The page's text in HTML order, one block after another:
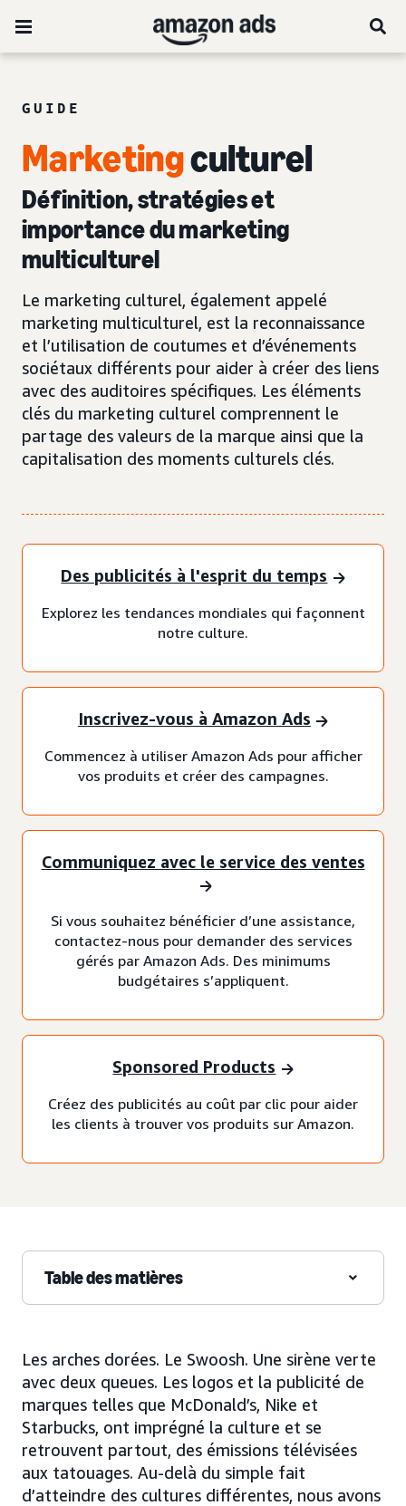
GUIDE
Marketingculturel
Définition, stratégies et
importance du marketing
multiculturel
Le marketing culturel, également appelé
marketing multiculturel, est la reconnaissance
et l’utilisation de coutumes et d’événements
sociétaux différents pour aider à créer des liens
avec des auditoires spécifiques. Les éléments
clés du marketing culturel comprennent le
partage des valeurs de la marque ainsi que la
capitalisation des moments culturels clés.
Des publicités à l'esprit du temps
Explorez les tendances mondiales qui façonnent
notre culture.
Inscrivez-vous à Amazon Ads
Commencez à utiliser Amazon Ads pour afficher
vos produits et créer des campagnes.
Communiquez avec le service des ventes
Si vous souhaitez bénéficier d’une assistance,
contactez-nous pour demander des services
gérés par Amazon Ads. Des minimums
budgétaires s’appliquent.
Sponsored Products
Créez des publicités au coût par clic pour aider
les clients à trouver vos produits sur Amazon.
Table des matières
Les arches dorées. Le Swoosh. Une sirène verte
avec deux queues. Les logos et la publicité de
marques telles que McDonald’s, Nike et
Starbucks, ont imprégné la culture et se
retrouvent partout, des émissions télévisées
aux tatouages. Au-delà du simple fait
d’atteindre des cultures différentes, nous avons